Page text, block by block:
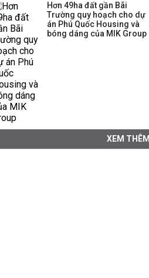
Hơn 49ha đất gần Bãi
Trường quy hoạch cho dự
án Phú Quốc Housing và
bóng dáng của MIK Group
XEM THÊM